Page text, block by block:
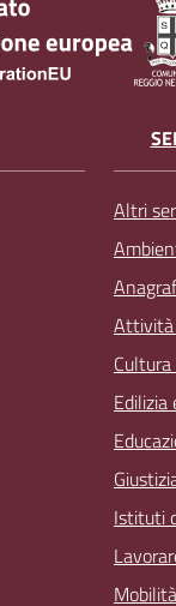
Altri
Attività
Edilizia
Istituti